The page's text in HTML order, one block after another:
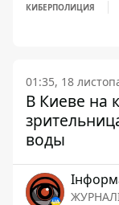
КИБЕРПОЛИЦИЯ
01:35, 18
В Киеве на
воды